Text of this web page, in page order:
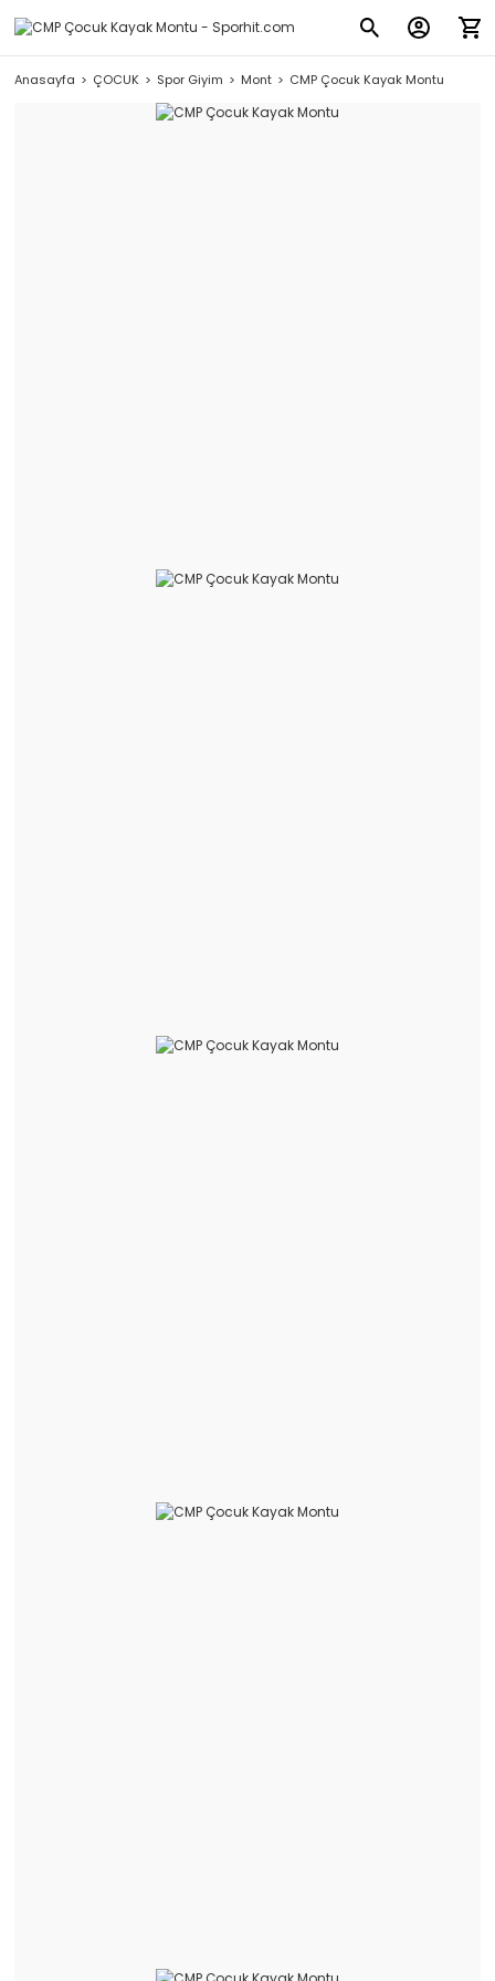
Anasayfa ÇOCUK Spor Giyim Mont CMP Çocuk Kayak Montu